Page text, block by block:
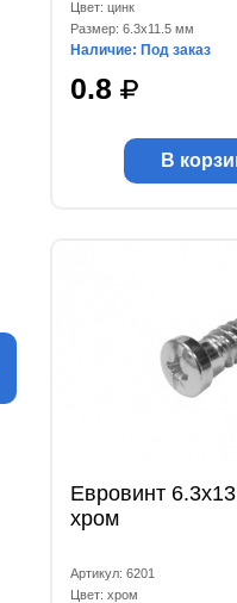
Цвет: цинк
Размер: 6.3x11.5 мм
Наличие: Под заказ
0.8
В
Евровинт
хром
Артикул: 6201
Цвет: хром